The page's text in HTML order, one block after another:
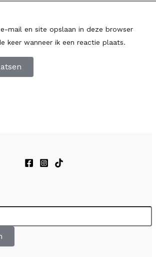
e-mail en site opslaan in deze browser
keer wanneer ik een reactie plaats.